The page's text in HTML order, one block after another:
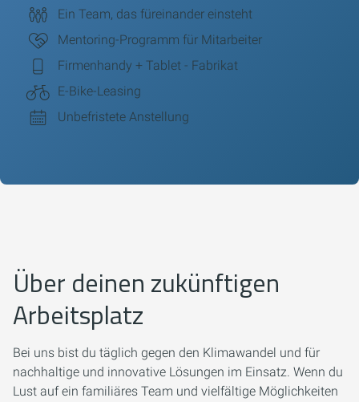
Ein Team, das füreinander einsteht
Mentoring-Programm für Mitarbeiter
Firmenhandy + Tablet - Fabrikat
E-Bike-Leasing
Unbefristete Anstellung
Über deinen zukünftigen
Arbeitsplatz
Bei uns bist du täglich gegen den Klimawandel und für
nachhaltige und innovative Lösungen im Einsatz. Wenn du
Lust auf ein familiäres Team und vielfältige Möglichkeiten